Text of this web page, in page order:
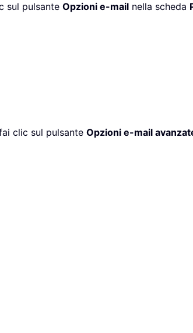
sul pulsante Opzioni e-mail nella scheda
clic sul pulsante Opzioni e-mail